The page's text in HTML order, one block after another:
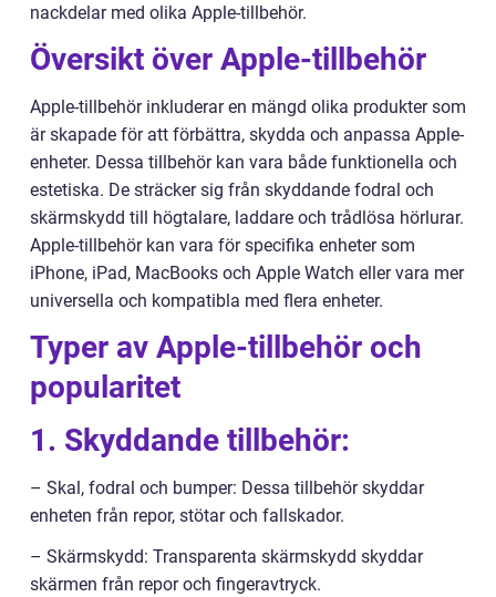
nackdelar med olika Apple-tillbehör.
Översikt över Apple-tillbehör
Apple-tillbehör inkluderar en mängd olika produkter som
är skapade för att förbättra, skydda och anpassa Apple-
enheter. Dessa tillbehör kan vara både funktionella och
estetiska. De sträcker sig från skyddande fodral och
skärmskydd till högtalare, laddare och trådlösa hörlurar.
Apple-tillbehör kan vara för specifika enheter som
iPhone, iPad, MacBooks och Apple Watch eller vara mer
universella och kompatibla med flera enheter.
Typer av Apple-tillbehör och
popularitet
1. Skyddande tillbehör:
– Skal, fodral och bumper: Dessa tillbehör skyddar
enheten från repor, stötar och fallskador.
– Skärmskydd: Transparenta skärmskydd skyddar
skärmen från repor och fingeravtryck.